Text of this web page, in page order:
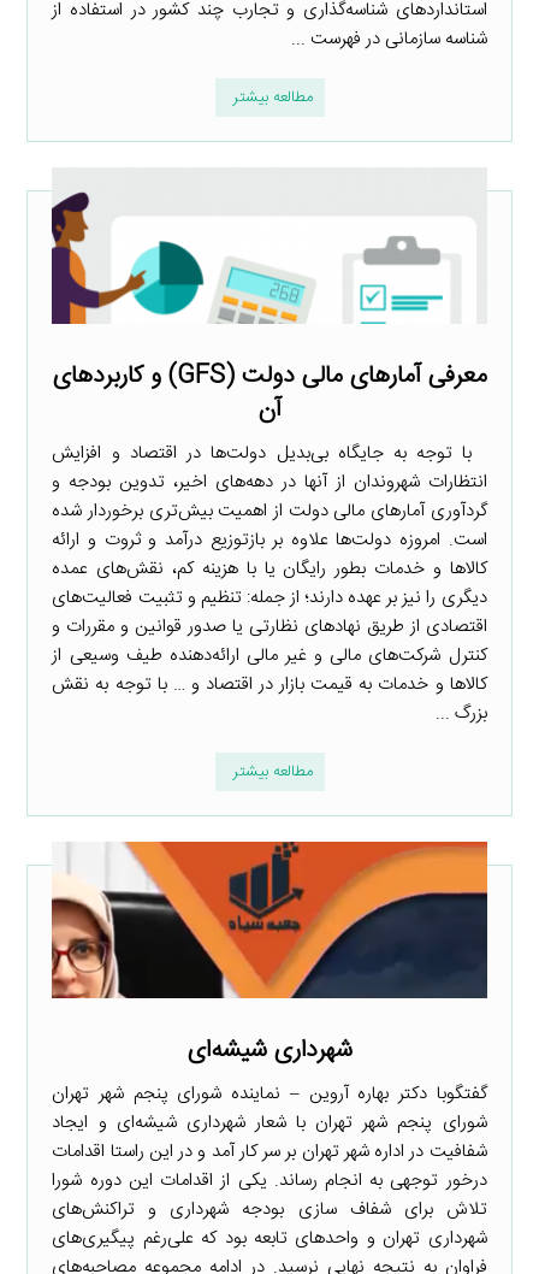
استانداردهای شناسه‌گذاری و تجارب چند کشور در استفاده از
شناسه سازمانی در فهرست ...
مطالعه بیشتر
معرفی آمارهای مالی دولت (GFS) و کاربردهای
آن
با توجه به جایگاه بی‌بدیل دولت‌ها در اقتصاد و افزایش
انتظارات شهروندان از آنها در دهه‌های اخیر، تدوین بودجه و
گردآوری آمارهای مالی دولت از اهمیت بیش‌تری برخوردار شده
است. امروزه دولت‌ها علاوه بر بازتوزیع درآمد و ثروت و ارائه
کالاها و خدمات بطور رایگان یا با هزینه کم، نقش‌های عمده
دیگری را نیز بر عهده دارند؛ از جمله: تنظیم و تثبیت فعالیت‌های
اقتصادی از طریق نهادهای نظارتی یا صدور قوانین و مقررات و
کنترل شرکت‌های مالی و غیر مالی ارائه‌دهنده طیف وسیعی از
کالاها و خدمات به قیمت بازار در اقتصاد و … با توجه به نقش
بزرگ ...
مطالعه بیشتر
شهرداری شیشه‌ای
گفتگوبا دکتر بهاره آروین – نماینده شورای پنجم شهر تهران
شورای پنجم شهر تهران با شعار شهرداری شیشه‌ای و ایجاد
شفافیت در اداره شهر تهران بر سر کار آمد و در این راستا اقدامات
درخور توجهی به انجام رساند. یکی از اقدامات این دوره شورا
تلاش برای شفاف سازی بودجه شهرداری و تراکنش‌های
شهرداری تهران و واحدهای تابعه بود که علی‌رغم پیگیری‌های
فراوان به نتیجه نهایی نرسید. در ادامه مجموعه مصاحبه‌های